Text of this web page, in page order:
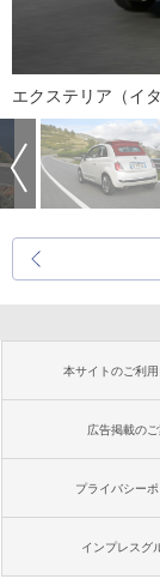
エクステリア（イ
本サイトのご利
広告掲載の
プライバシー
インプレスグ